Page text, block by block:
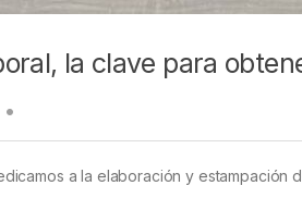
la clave para
a la elaboración y estampación